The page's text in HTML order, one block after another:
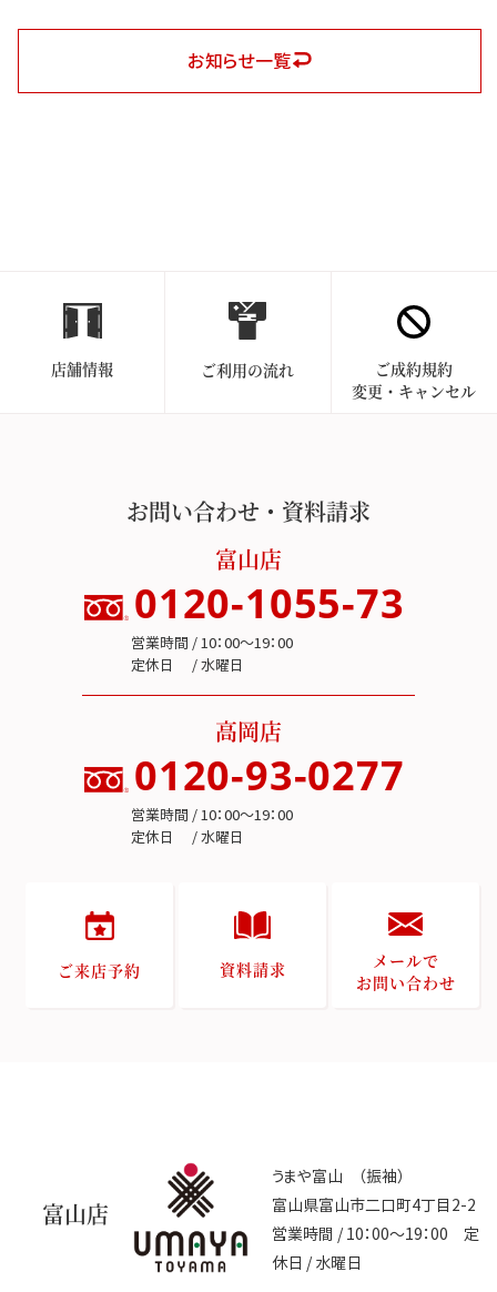
お知らせ一覧
店舗情報 ご利用の流れ
ご成約規約
変更・キャンセル
お問い合わせ・資料請求
富山店
0120-1055-73
営業時間 / 10：00～19：00
定休日 / 水曜日
高岡店
0120-93-0277
営業時間 / 10：00～19：00
定休日 / 水曜日
ご来店予約 資料請求
メールで
お問い合わせ
富山店
うまや富山 （振袖）
富山県富山市二口町4丁目2-2
営業時間 / 10：00～19：00 定
休日 / 水曜日